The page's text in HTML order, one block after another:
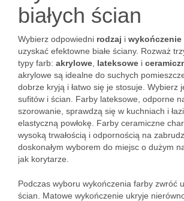
białych ścian
Wybierz odpowiedni rodzaj i wykończenie
uzyskać efektowne białe ściany. Rozważ
typy farb: akrylowe lateksowe i
akrylowe są idealne do suchych
dobrze kryją i łatwo się je stosuje. Wybierz
sufitów i ścian. Farby lateksowe, odporne
szorowanie, sprawdzą się w kuchniach i
elastyczną powłokę. Farby ceramiczne
wysoką trwałością i odpornością na
doskonałym wyborem do miejsc o dużym
jak korytarze.
Podczas wyboru wykończenia farby zwróć
ścian. Matowe wykończenie ukryje